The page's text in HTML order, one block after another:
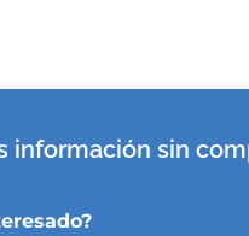
información sin